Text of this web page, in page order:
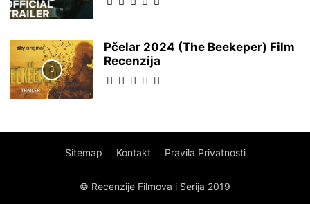
Pčelar 2024 (The Beekeper) Film
Recenzija
Sitemap Kontakt Pravila Privatnosti
© Recenzije Filmova i Serija 2019